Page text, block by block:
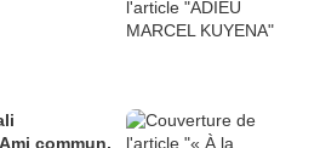
commun,